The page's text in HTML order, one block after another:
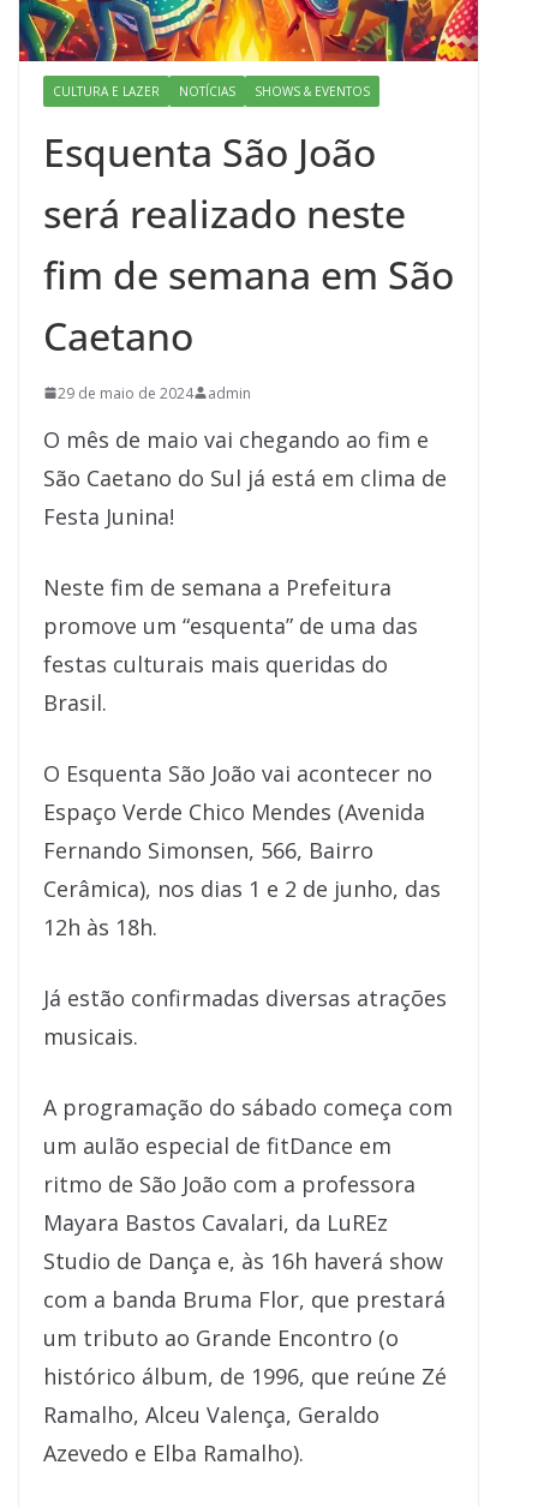
CULTURA E LAZER NOTÍCIAS SHOWS & EVENTOS
Esquenta São João
será realizado neste
fim de semana em São
Caetano
29 de maio de 2024 admin
O mês de maio vai chegando ao fim e
São Caetano do Sul já está em clima de
Festa Junina!
Neste fim de semana a Prefeitura
promove um “esquenta” de uma das
festas culturais mais queridas do
Brasil.
O Esquenta São João vai acontecer no
Espaço Verde Chico Mendes (Avenida
Fernando Simonsen, 566, Bairro
Cerâmica), nos dias 1 e 2 de junho, das
12h às 18h.
Já estão confirmadas diversas atrações
musicais.
A programação do sábado começa com
um aulão especial de fitDance em
ritmo de São João com a professora
Mayara Bastos Cavalari, da LuREz
Studio de Dança e, às 16h haverá show
com a banda Bruma Flor, que prestará
um tributo ao Grande Encontro (o
histórico álbum, de 1996, que reúne Zé
Ramalho, Alceu Valença, Geraldo
Azevedo e Elba Ramalho).